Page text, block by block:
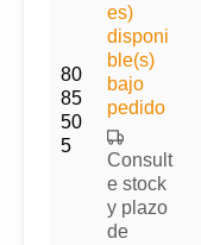
80
85
50
5
es)
disponi
ble(s)
bajo
pedido
Consult
e stock
y plazo
de